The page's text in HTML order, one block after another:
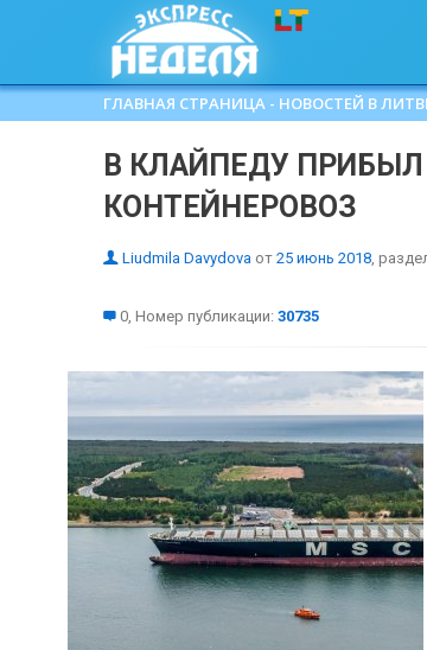
ГЛАВНАЯ СТРАНИЦА - НОВОСТЕЙ В
В КЛАЙПЕДУ
КОНТЕЙНЕРОВОЗ
Liudmila Davydova от 25 июнь 2018,
0, Номер публикации: 30735